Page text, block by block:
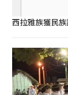
西拉雅族獲民